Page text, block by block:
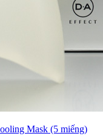
Mask (5 miếng)